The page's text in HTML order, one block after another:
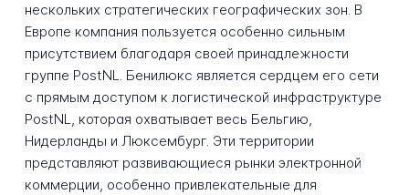
нескольких стратегических географических зон. В
Европе компания пользуется особенно сильным
присутствием благодаря своей принадлежности
группе PostNL. Бенилюкс является сердцем его сети
с прямым доступом к логистической инфраструктуре
PostNL, которая охватывает весь Бельгию,
Нидерланды и Люксембург. Эти территории
представляют развивающиеся рынки электронной
коммерции, особенно привлекательные для